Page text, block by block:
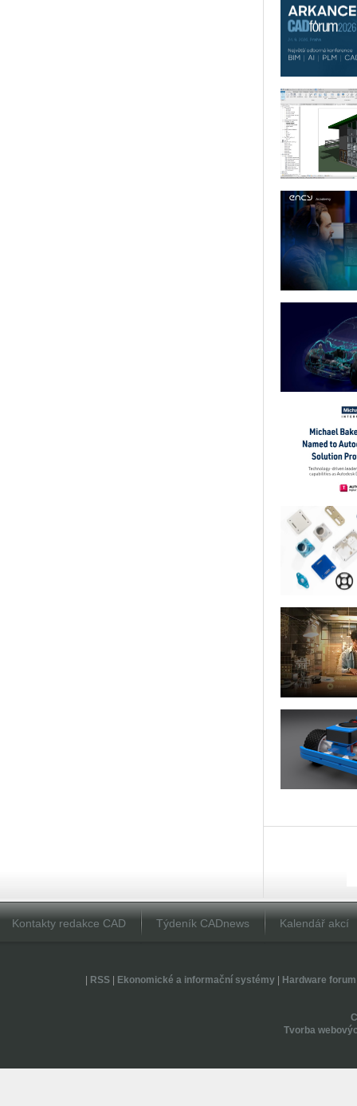
Kontakty redakce CAD Týdeník CADnews Kalendář akcí
RSS| Ekonomické a informační systémy| Hardware forum
Tvorba